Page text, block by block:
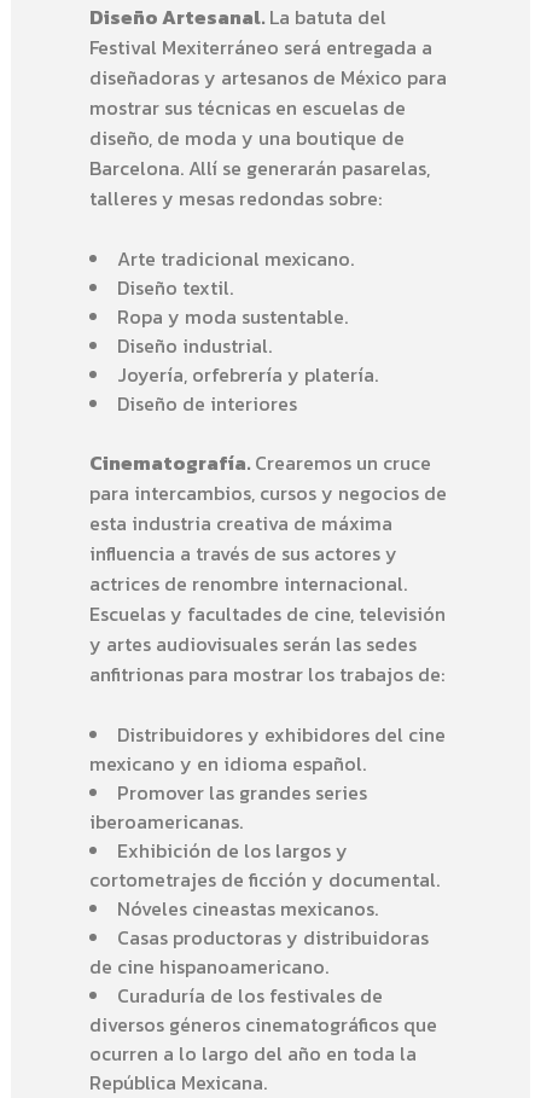
Diseño Artesanal. La batuta del
Festival Mexiterráneo será entregada a
diseñadoras y artesanos de México para
mostrar sus técnicas en escuelas de
diseño, de moda y una boutique de
Barcelona. Allí se generarán pasarelas,
talleres y mesas redondas sobre:
Arte tradicional mexicano.
Diseño textil.
Ropa y moda sustentable.
Diseño industrial.
Joyería, orfebrería y platería.
Diseño de interiores
Cinematografía. Crearemos un cruce
para intercambios, cursos y negocios de
esta industria creativa de máxima
influencia a través de sus actores y
actrices de renombre internacional.
Escuelas y facultades de cine, televisión
y artes audiovisuales serán las sedes
anfitrionas para mostrar los trabajos de:
Distribuidores y exhibidores del cine
mexicano y en idioma español.
Promover las grandes series
iberoamericanas.
Exhibición de los largos y
cortometrajes de ficción y documental.
Nóveles cineastas mexicanos.
Casas productoras y distribuidoras
de cine hispanoamericano.
Curaduría de los festivales de
diversos géneros cinematográficos que
ocurren a lo largo del año en toda la
República Mexicana.